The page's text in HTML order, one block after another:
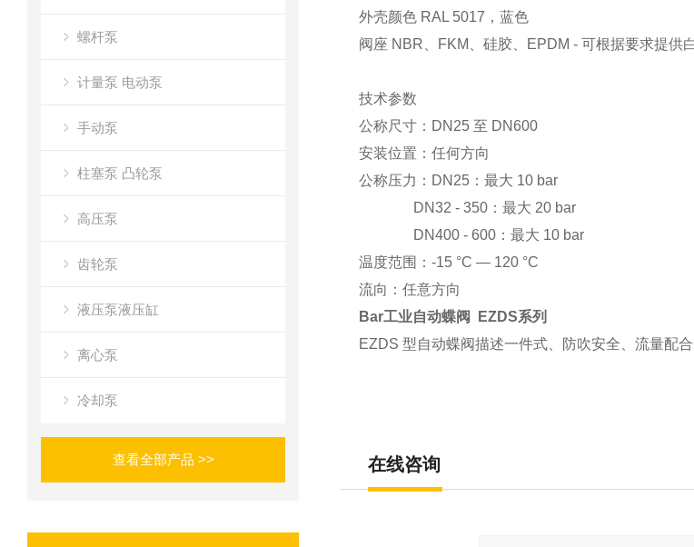
螺杆泵
计量泵 电动泵
手动泵
柱塞泵 凸轮泵
高压泵
齿轮泵
液压泵液压缸
离心泵
冷却泵
查看全部产品 >>
外壳颜色 RAL 5017，蓝色
阀座 NBR、FKM、硅胶、EPDM - 可根据要求提供白
技术参数
公称尺寸：DN25 至 DN600
安装位置：任何方向
公称压力：DN25：最大 10 bar
DN32 - 350：最大 20 bar
DN400 - 600：最大 10 bar
温度范围：-15 °C — 120 °C
流向：任意方向
Bar工业自动蝶阀 EZDS系列
EZDS 型自动蝶阀描述一件式、防吹安全、流量配
在线咨询